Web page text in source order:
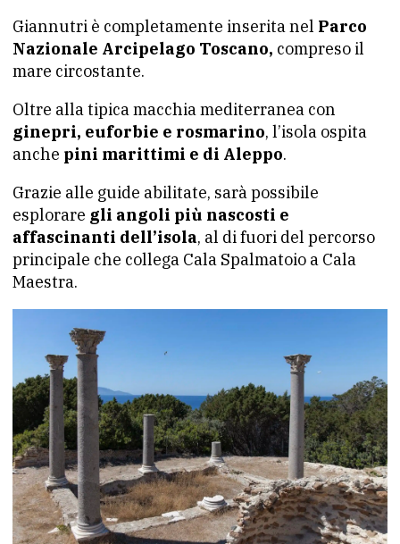
Giannutri è completamente inserita nel Parco
Nazionale Arcipelago Toscano, compreso il
mare circostante.
Oltre alla tipica macchia mediterranea con
ginepri, euforbie e rosmarino, l’isola ospita
anche pini marittimi e di Aleppo.
Grazie alle guide abilitate, sarà possibile
esplorare gli angoli più nascosti e
affascinanti dell’isola, al di fuori del percorso
principale che collega Cala Spalmatoio a Cala
Maestra.